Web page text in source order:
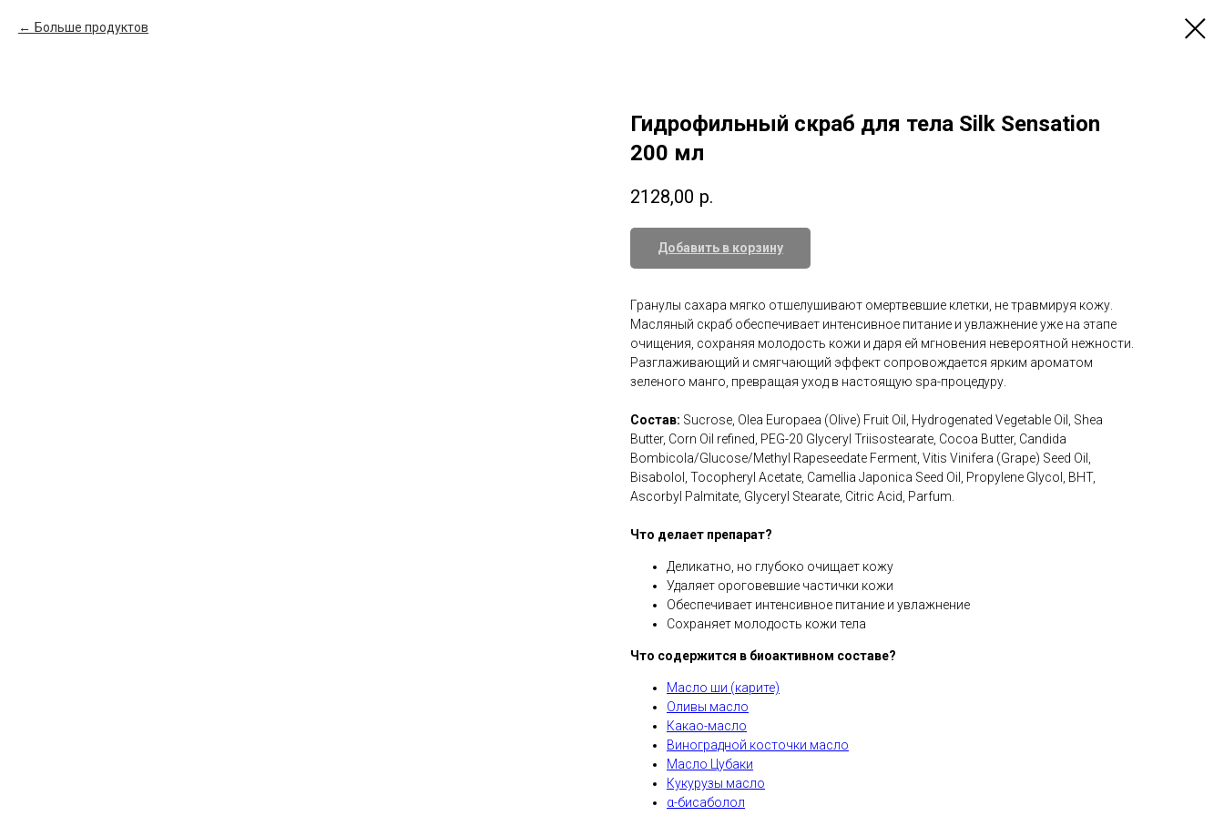
Больше продуктов
Гидрофильный скраб для тела Silk Sensation
200 мл
2128,00 р.
Добавить в корзину
Гранулы сахара мягко отшелушивают омертвевшие клетки, не травмируя кожу.
Масляный скраб обеспечивает интенсивное питание и увлажнение уже на этапе
очищения, сохраняя молодость кожи и даря ей мгновения невероятной нежности.
Разглаживающий и смягчающий эффект сопровождается ярким ароматом
зеленого манго, превращая уход в настоящую spa-процедуру.
Состав: Sucrose, Olea Europaea (Olive) Fruit Oil, Hydrogenated Vegetable Oil, Shea
Butter, Corn Oil refined, PEG-20 Glyceryl Triisostearate, Cocoa Butter, Candida
Bombicola/Glucose/Methyl Rapeseedate Ferment, Vitis Vinifera (Grape) Seed Oil,
Bisabolol, Tocopheryl Acetate, Camellia Japonica Seed Oil, Propylene Glycol, BHT,
Ascorbyl Palmitate, Glyceryl Stearate, Citric Acid, Parfum.
Что делает препарат?
Деликатно, но глубоко очищает кожу
Удаляет ороговевшие частички кожи
Обеспечивает интенсивное питание и увлажнение
Сохраняет молодость кожи тела
Что содержится в биоактивном составе?
Масло ши (карите)
Оливы масло
Какао-масло
Виноградной косточки масло
Масло Цубаки
Кукурузы масло
α-бисаболол